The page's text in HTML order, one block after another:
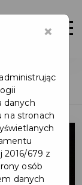
Zaloguj×
danych
na stronach
2016/679 z
osób
danych